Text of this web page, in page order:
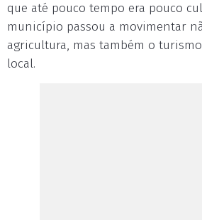
que até pouco tempo era pouco
município passou a movimentar
agricultura, mas também o
local.